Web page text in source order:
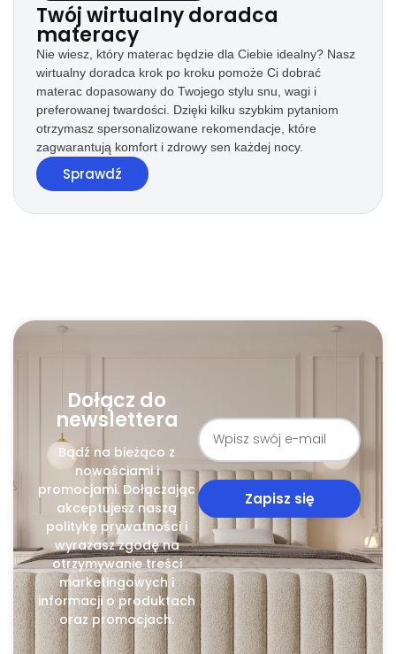
Twój wirtualny doradca
materacy
Nie wiesz, który materac będzie dla Ciebie idealny? Nasz
wirtualny doradca krok po kroku pomoże Ci dobrać
materac dopasowany do Twojego stylu snu, wagi i
preferowanej twardości. Dzięki kilku szybkim pytaniom
otrzymasz spersonalizowane rekomendacje, które
zagwarantują komfort i zdrowy sen każdej nocy.
Sprawdź
Dołącz do
newslettera
Bądź na bieżąco z
nowościami i
promocjami. Dołączając
akceptujesz naszą
politykę prywatności i
wyrażasz zgodę na
otrzymywanie treści
marketingowych i
informacji o produktach
oraz promocjach.
Zapisz się